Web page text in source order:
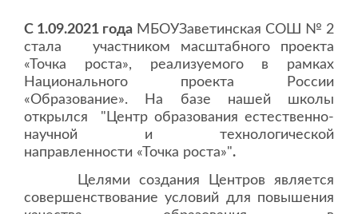
С 1.09.2021 года МБОУЗаветинская СОШ № 2
стала участником масштабного проекта
«Точка роста», реализуемого в рамках
Национального проекта России
«Образование». На базе нашей школы
открылся "Центр образования естественно-
научной и технологической
направленности «Точка роста»".
Целями создания Центров является
совершенствование условий для повышения